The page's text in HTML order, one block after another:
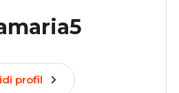
profil